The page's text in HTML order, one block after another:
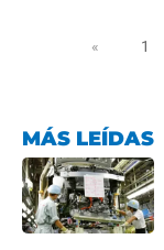
« 1
MÁS LEÍDAS